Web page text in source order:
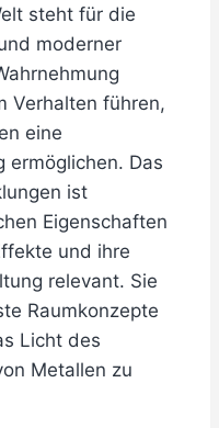
steht für die
moderner
Verhalten führen,
eine
ermöglichen. Das
ist
Eigenschaften
und ihre
relevant. Sie
Raumkonzepte
Licht des
Metallen zu